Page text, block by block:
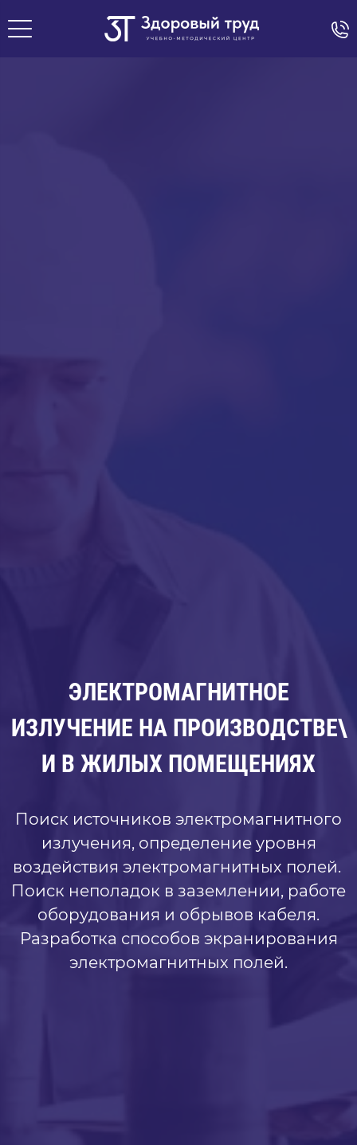
ЭЛЕКТРОМАГНИТНОЕ
ИЗЛУЧЕНИЕ НА ПРОИЗВОДСТВЕ\
И В ЖИЛЫХ ПОМЕЩЕНИЯХ
Поиск источников электромагнитного
излучения, определение уровня
воздействия электромагнитных полей.
Поиск неполадок в заземлении, работе
оборудования и обрывов кабеля.
Разработка способов экранирования
электромагнитных полей.